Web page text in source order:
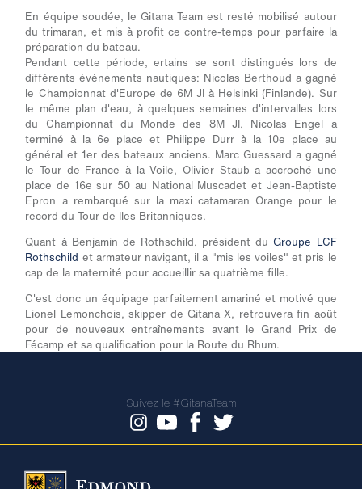
En équipe soudée, le Gitana Team est resté mobilisé autour
du trimaran, et mis à profit ce contre-temps pour parfaire la
préparation du bateau.
Pendant cette période, ertains se sont distingués lors de
différents événements nautiques: Nicolas Berthoud a gagné
le Championnat d'Europe de 6M JI à Helsinki (Finlande). Sur
le même plan d'eau, à quelques semaines d'intervalles lors
du Championnat du Monde des 8M JI, Nicolas Engel a
terminé à la 6e place et Philippe Durr à la 10e place au
général et 1er des bateaux anciens. Marc Guessard a gagné
le Tour de France à la Voile, Olivier Staub a accroché une
place de 16e sur 50 au National Muscadet et Jean-Baptiste
Epron a rembarqué sur la maxi catamaran Orange pour le
record du Tour de Iles Britanniques.
Quant à Benjamin de Rothschild, président duGroupe LCF
Rothschild et armateur navigant, il a "mis les voiles" et pris le
cap de la maternité pour accueillir sa quatrième fille.
C'est donc un équipage parfaitement amariné et motivé que
Lionel Lemonchois, skipper de Gitana X, retrouvera fin août
pour de nouveaux entraînements avant le Grand Prix de
Fécamp et sa qualification pour la Route du Rhum.
Suivez le #GitanaTeam